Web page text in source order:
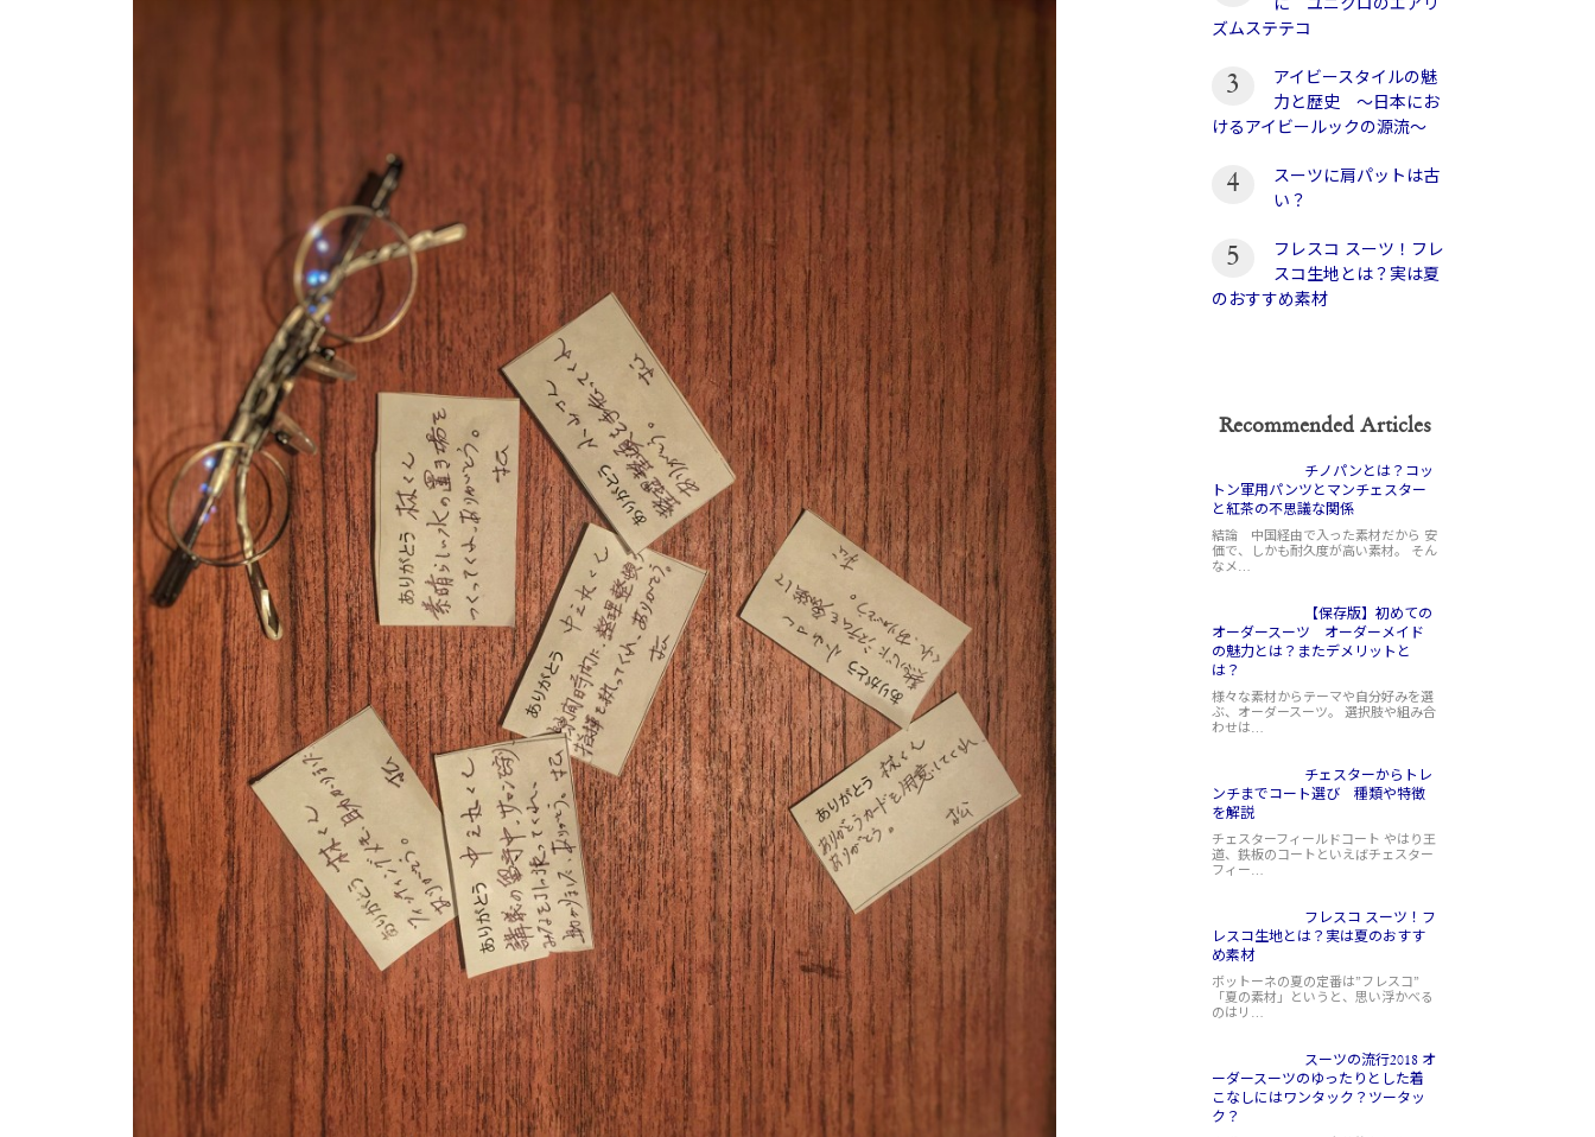
に ユニクロのエアリ
ズムステテコ
3
アイビースタイルの魅
力と歴史 〜日本にお
けるアイビールックの源流〜
4
スーツに肩パットは古
い？
5
フレスコ スーツ！フレ
スコ生地とは？実は夏
のおすすめ素材
Recommended Articles
チノパンとは？コッ
トン軍用パンツとマンチェスター
と紅茶の不思議な関係
結論 中国経由で入った素材だから 安
価で、しかも耐久度が高い素材。 そん
なメ…
【保存版】初めての
オーダースーツ オーダーメイド
の魅力とは？またデメリットと
は？
様々な素材からテーマや自分好みを選
ぶ、オーダースーツ。 選択肢や組み合
わせは…
チェスターからトレ
ンチまでコート選び 種類や特徴
を解説
チェスターフィールドコート やはり王
道、鉄板のコートといえばチェスター
フィー…
フレスコ スーツ！フ
レスコ生地とは？実は夏のおすす
め素材
ボットーネの夏の定番は”フレスコ”
「夏の素材」というと、思い浮かべる
のはリ…
スーツの流行2018 オ
ーダースーツのゆったりとした着
こなしにはワンタック？ツータッ
ク？